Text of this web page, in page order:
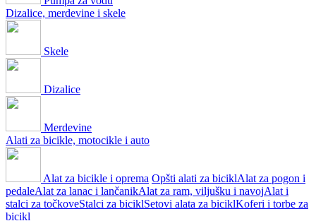
Dizalice, merdevine i skele
Skele
Dizalice
Merdevine
Alati za bicikle, motocikle i auto
Alat za bicikle i oprema Opšti alati za biciklAlat za pogon i
pedaleAlat za lanac i lančanikAlat za ram, viljušku i navojAlat i
stalci za točkoveStalci za biciklSetovi alata za biciklKoferi i torbe za
bicikl